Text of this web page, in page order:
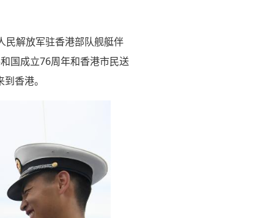
民解放军驻香港部队舰艇伴
国成立76周年和香港市民送
香港。